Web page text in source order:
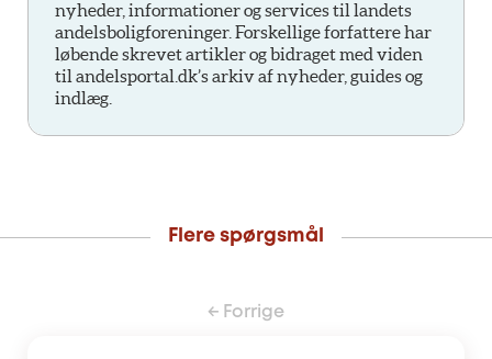
nyheder, informationer og services til landets
andelsboligforeninger. Forskellige forfattere har
løbende skrevet artikler og bidraget med viden
til andelsportal.dk’s arkiv af nyheder, guides og
indlæg.
Flere spørgsmål
← Forrige